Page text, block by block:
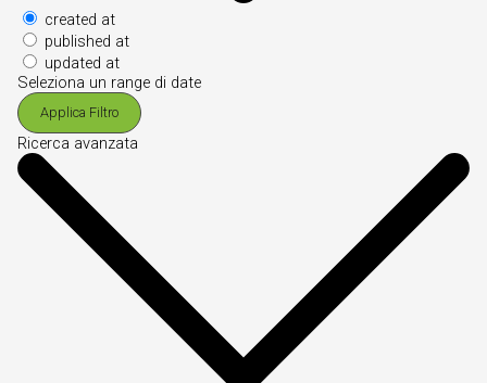
created at
published at
updated at
Seleziona un range di date
Applica Filtro
Ricerca avanzata